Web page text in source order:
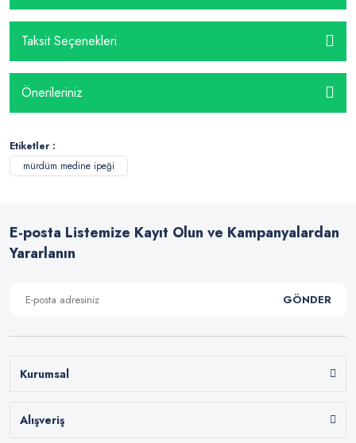
Taksit Seçenekleri
Önerileriniz
Etiketler :
mürdüm medine ipeği
E-posta Listemize Kayıt Olun ve Kampanyalardan
Yararlanın
GÖNDER
Kurumsal
Alışveriş